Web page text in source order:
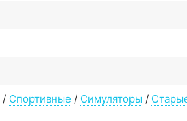
/ Спортивные / Симуляторы /